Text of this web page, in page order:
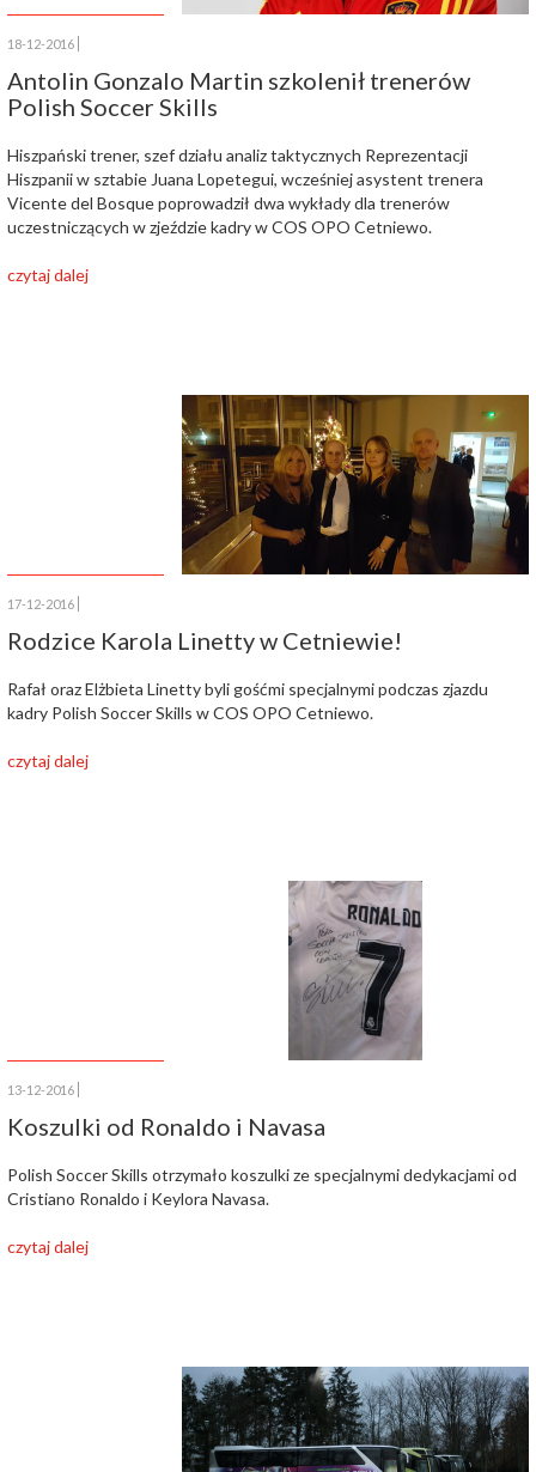
18-12-2016
Antolin Gonzalo Martin szkolenił trenerów
Polish Soccer Skills
Hiszpański trener, szef działu analiz taktycznych Reprezentacji
Hiszpanii w sztabie Juana Lopetegui, wcześniej asystent trenera
Vicente del Bosque poprowadził dwa wykłady dla trenerów
uczestniczących w zjeździe kadry w COS OPO Cetniewo.
czytaj dalej
17-12-2016
Rodzice Karola Linetty w Cetniewie!
Rafał oraz Elżbieta Linetty byli gośćmi specjalnymi podczas zjazdu
kadry Polish Soccer Skills w COS OPO Cetniewo.
czytaj dalej
13-12-2016
Koszulki od Ronaldo i Navasa
Polish Soccer Skills otrzymało koszulki ze specjalnymi dedykacjami od
Cristiano Ronaldo i Keylora Navasa.
czytaj dalej